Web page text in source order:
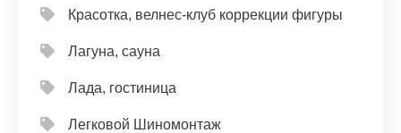
Красотка, велнес-клуб коррекции фигуры
Лагуна, сауна
Лада, гостиница
Легковой Шиномонтаж